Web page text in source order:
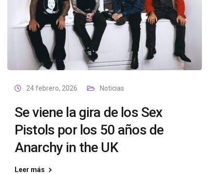
24 febrero, 2026 Noticias
Se viene la gira de los Sex
Pistols por los 50 años de
Anarchy in the UK
Leer más